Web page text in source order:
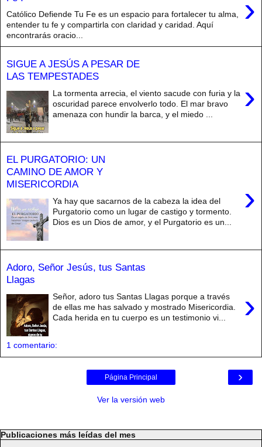
›
Católico Defiende Tu Fe es un espacio para fortalecer tu alma,
entender tu fe y compartirla con claridad y caridad. Aquí
encontrarás oracio...
SIGUE A JESÚS A PESAR DE
LAS TEMPESTADES
›
La tormenta arrecia, el viento sacude con furia y la
oscuridad parece envolverlo todo. El mar bravo
amenaza con hundir la barca, y el miedo ...
EL PURGATORIO: UN
CAMINO DE AMOR Y
MISERICORDIA
›
Ya hay que sacarnos de la cabeza la idea del
Purgatorio como un lugar de castigo y tormento.
Dios es un Dios de amor, y el Purgatorio es un...
Adoro, Señor Jesús, tus Santas
Llagas
›
Señor, adoro tus Santas Llagas porque a través
de ellas me has salvado y mostrado Misericordia.
Cada herida en tu cuerpo es un testimonio vi...
1 comentario:
›
Página Principal
Ver la versión web
Publicaciones más leídas del mes